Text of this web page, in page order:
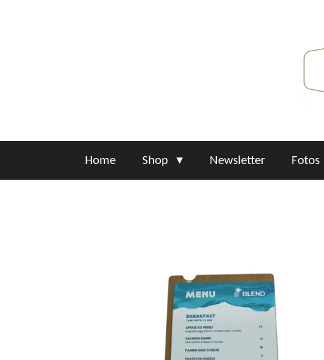
Home Shop Newsletter Fotos